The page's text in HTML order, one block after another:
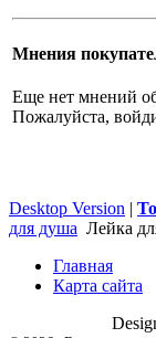
Мнения
Еще нет мнений
Пожалуйста,
Desktop Version |
для душа Лейка
Главная
Карта сайта